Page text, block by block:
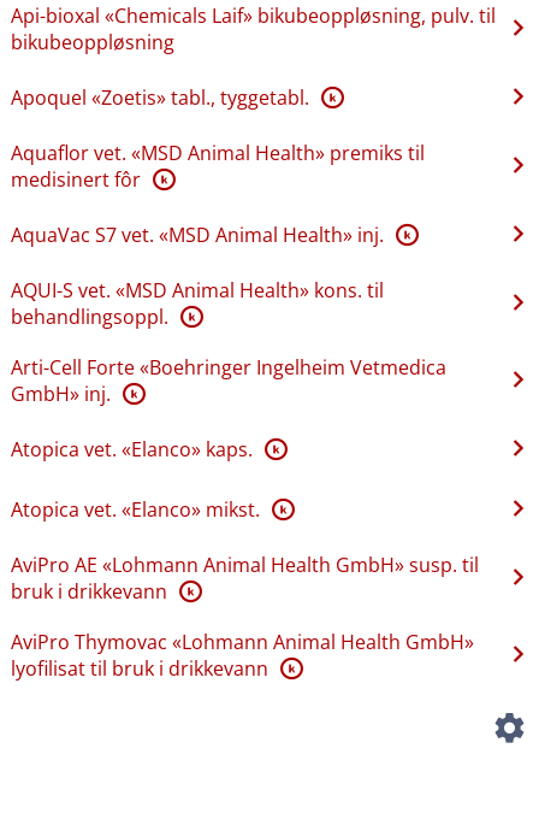
Api-bioxal «Chemicals Laif» bikubeoppløsning, pulv. til
bikubeoppløsning
Apoquel «Zoetis» tabl., tyggetabl. K
Aquaflor vet. «MSD Animal Health» premiks til
medisinert fôr K
AquaVac S7 vet. «MSD Animal Health» inj. K
AQUI-S vet. «MSD Animal Health» kons. til
behandlingsoppl. K
Arti-Cell Forte «Boehringer Ingelheim Vetmedica
GmbH» inj. K
Atopica vet. «Elanco» kaps. K
Atopica vet. «Elanco» mikst. K
AviPro AE «Lohmann Animal Health GmbH» susp. til
bruk i drikkevann K
AviPro Thymovac «Lohmann Animal Health GmbH»
lyofilisat til bruk i drikkevann K